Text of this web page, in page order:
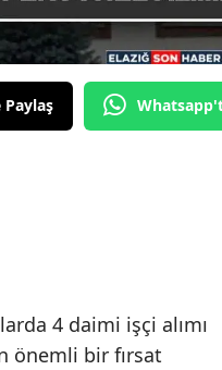
Paylaş
4 daimi işçi alımı
önemli bir fırsat